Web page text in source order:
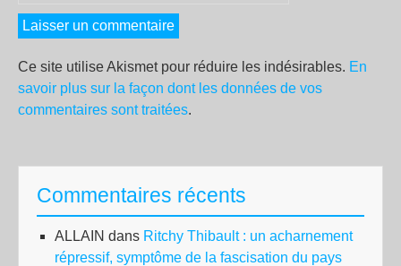
Ce site utilise Akismet pour réduire les indésirables. En
savoir plus sur la façon dont les données de vos
commentaires sont traitées.
Commentaires récents
ALLAIN dans Ritchy Thibault : un acharnement
répressif, symptôme de la fascisation du pays